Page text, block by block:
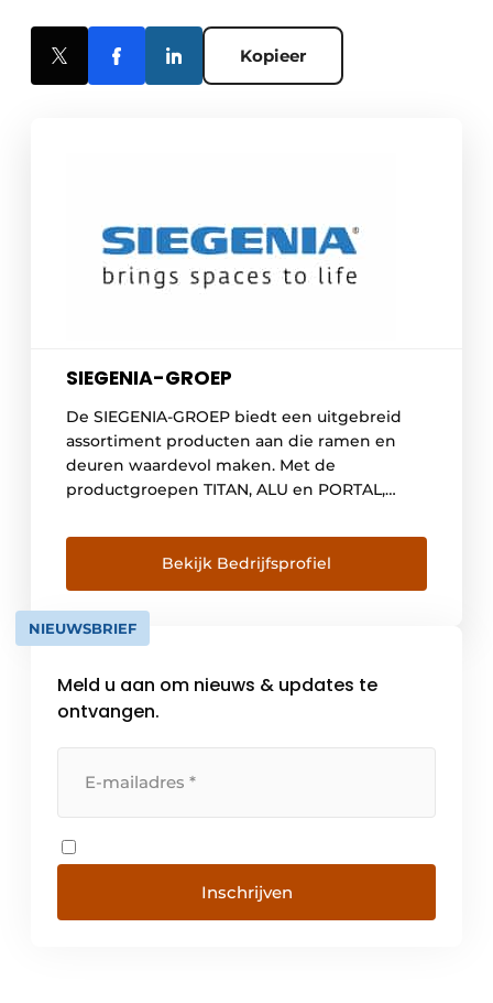
Kopieer
SIEGENIA-GROEP
De SIEGENIA-GROEP biedt een uitgebreid
assortiment producten aan die ramen en
deuren waardevol maken. Met de
productgroepen TITAN, ALU en PORTAL,
bedrijf tot de wereldwijd toonaangevende
aanbieders van beslag, ventilatie- en
gebouwentechniek. KFV dekt tevens het
volledige gebied van moderne
sluitsystemen voor deuren. Het volledige
Bekijk Bedrijfsprofiel
NIEUWSBRIEF
Meld u aan om nieuws & updates te
ontvangen.
Inschrijven